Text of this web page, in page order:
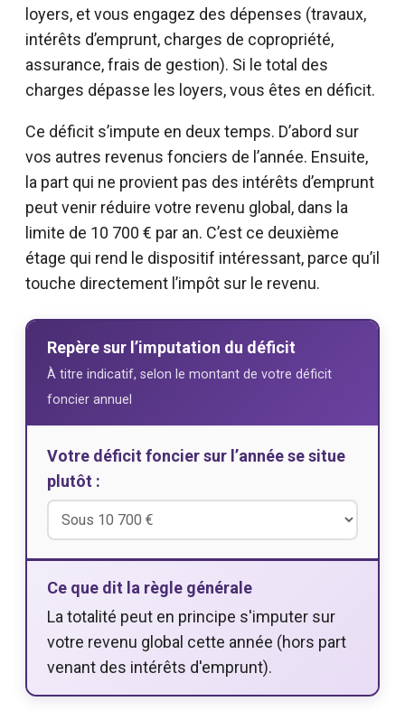
loyers, et vous engagez des dépenses (travaux,
intérêts d’emprunt, charges de copropriété,
assurance, frais de gestion). Si le total des
charges dépasse les loyers, vous êtes en déficit.
Ce déficit s’impute en deux temps. D’abord sur
vos autres revenus fonciers de l’année. Ensuite,
la part qui ne provient pas des intérêts d’emprunt
peut venir réduire votre revenu global, dans la
limite de 10 700 € par an. C’est ce deuxième
étage qui rend le dispositif intéressant, parce qu’il
touche directement l’impôt sur le revenu.
Repère sur l’imputation du déficit
À titre indicatif, selon le montant de votre déficit
foncier annuel
Votre déficit foncier sur l’année se situe
plutôt :
Ce que dit la règle générale
La totalité peut en principe s'imputer sur
votre revenu global cette année (hors part
venant des intérêts d'emprunt).